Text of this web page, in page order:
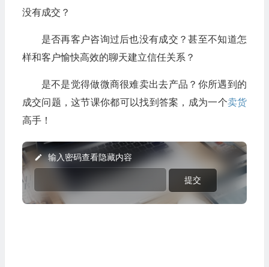
没有成交？
是否再客户咨询过后也没有成交？甚至不知道怎
样和客户愉快高效的聊天建立信任关系？
是不是觉得做微商很难卖出去产品？你所遇到的
成交问题，这节课你都可以找到答案，成为一个卖货
高手！
输入密码查看隐藏内容